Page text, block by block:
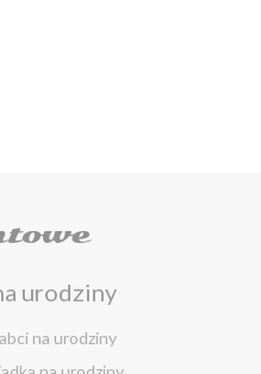
urodziny
na urodziny